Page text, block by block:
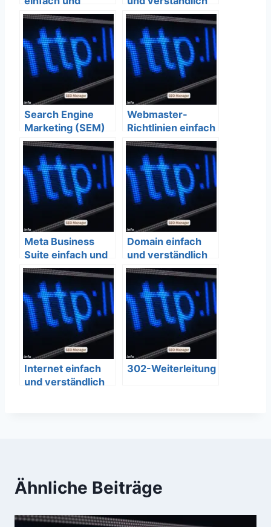
verständlich
erklärt – SEO
Bedeutung
erklärt – SEO
Bedeutung
Search Engine
Marketing (SEM)
einfach und
verständlich
erklärt – SEO
Bedeutung
Webmaster-
Richtlinien einfach
und verständlich
erklärt – SEO
Bedeutung
Meta Business
Suite einfach und
verständlich
erklärt – SEO
Bedeutung
Domain einfach
und verständlich
erklärt – SEO
Bedeutung
Internet einfach
und verständlich
302-Weiterleitung
Ähnliche Beiträge